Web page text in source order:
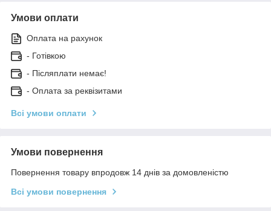
Умови оплати
Оплата на рахунок
- Готівкою
- Післяплати немає!
- Оплата за реквізитами
Всі умови оплати
Умови повернення
Повернення товару впродовж 14 днів за домовленістю
Всі умови повернення